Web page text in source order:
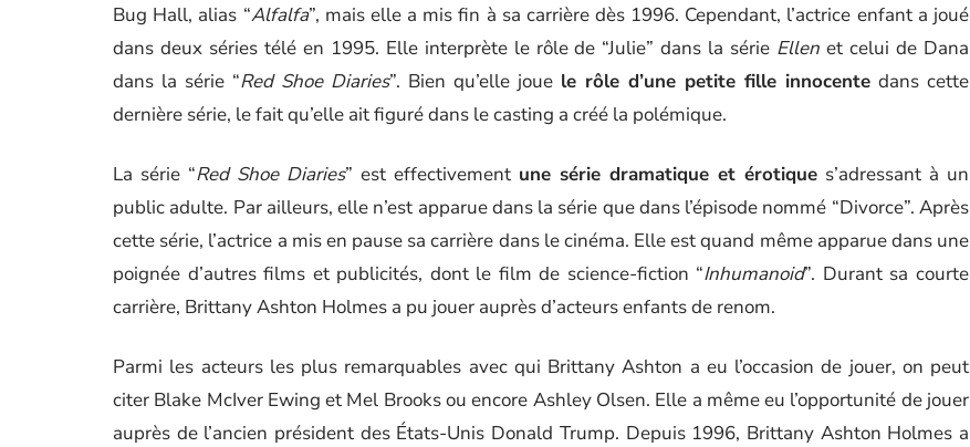
Bug Hall, alias “Alfalfa”, mais elle a mis fin à sa carrière dès 1996. Cependant, l’actrice enfant a joué
dans deux séries télé en 1995. Elle interprète le rôle de “Julie” dans la série Ellen et celui de Dana
dans la série “Red Shoe Diaries”. Bien qu’elle joue le rôle d’une petite fille innocente dans cette
dernière série, le fait qu’elle ait figuré dans le casting a créé la polémique.
La série “Red Shoe Diaries” est effectivement une série dramatique et érotique s’adressant à un
public adulte. Par ailleurs, elle n’est apparue dans la série que dans l’épisode nommé “Divorce”. Après
cette série, l’actrice a mis en pause sa carrière dans le cinéma. Elle est quand même apparue dans une
poignée d’autres films et publicités, dont le film de science-fiction “Inhumanoid”. Durant sa courte
carrière, Brittany Ashton Holmes a pu jouer auprès d’acteurs enfants de renom.
Parmi les acteurs les plus remarquables avec qui Brittany Ashton a eu l’occasion de jouer, on peut
citer Blake McIver Ewing et Mel Brooks ou encore Ashley Olsen. Elle a même eu l’opportunité de jouer
auprès de l’ancien président des États-Unis Donald Trump. Depuis 1996, Brittany Ashton Holmes a